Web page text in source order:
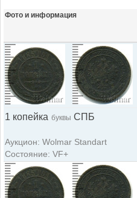
Фото и информация
1 копейка буквы СПБ
Аукцион: Wolmar Standart
Состояние: VF+